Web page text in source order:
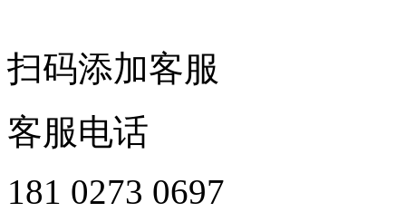
扫码添加客服
客服电话
181 0273 0697